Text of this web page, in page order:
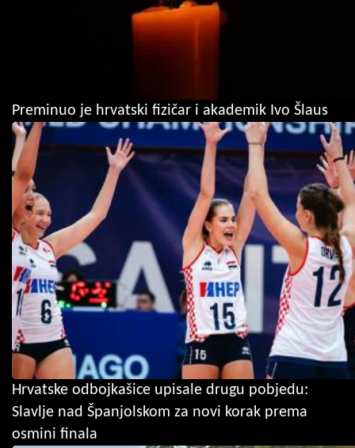
Preminuo je hrvatski fizičar i akademik Ivo Šlaus
Hrvatske odbojkašice upisale drugu pobjedu:
Slavlje nad Španjolskom za novi korak prema
osmini finala